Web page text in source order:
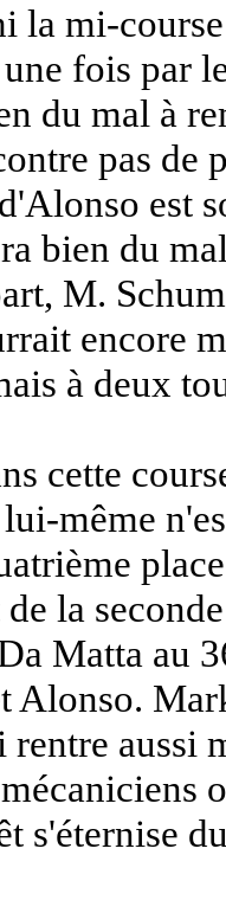
la mi-
fois par
du mal à
pas de
est
bien du
M.
encore
à deux
cette
même
la
Matta au
Alonso.
aussi
s'éternise